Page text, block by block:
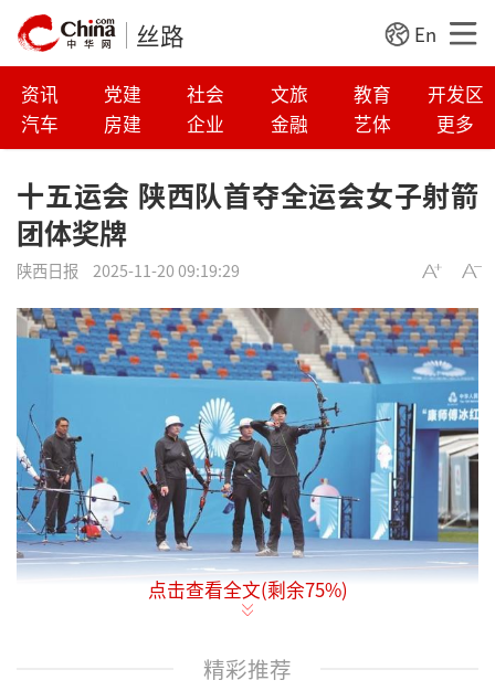
丝路 En
资讯 党建 社会 文旅 教育
开发区
汽车
房建 企业 金融 艺体 更多
十五运会 陕西队首夺全运会女子射箭
团体奖牌
陕西日报 2025-11-20 09:19:29
点击查看全文(剩余75%)
精彩推荐